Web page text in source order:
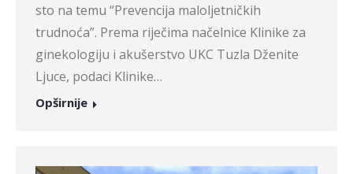
sto na temu “Prevencija maloljetničkih
trudnoća”. Prema riječima načelnice Klinike za
ginekologiju i akušerstvo UKC Tuzla Dženite
Ljuce, podaci Klinike…
Opširnije